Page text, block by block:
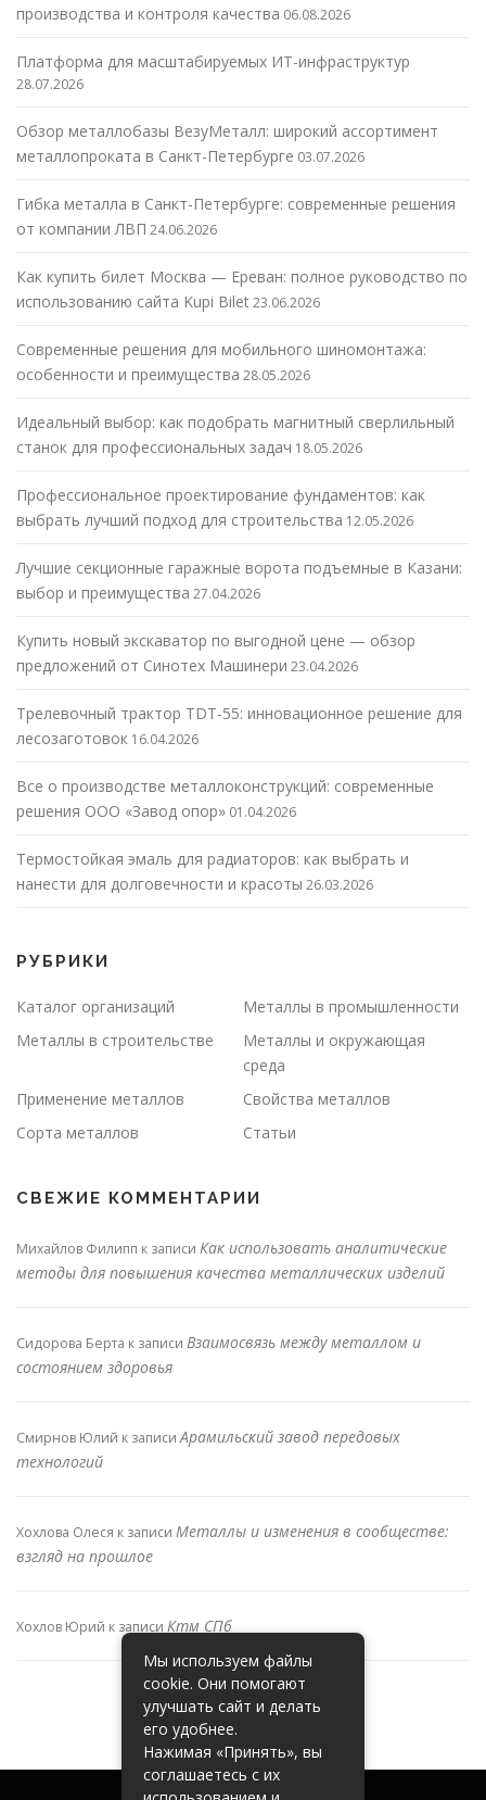
производства и контроля качества 06.08.2026
Платформа для масштабируемых ИТ-инфраструктур
28.07.2026
Обзор металлобазы ВезуМеталл: широкий ассортимент
металлопроката в Санкт-Петербурге 03.07.2026
Гибка металла в Санкт-Петербурге: современные решения
от компании ЛВП 24.06.2026
Как купить билет Москва — Ереван: полное руководство по
использованию сайта Kupi Bilet23.06.2026
Современные решения для мобильного шиномонтажа:
особенности и преимущества 28.05.2026
Идеальный выбор: как подобрать магнитный сверлильный
станок для профессиональных задач 18.05.2026
Профессиональное проектирование фундаментов: как
выбрать лучший подход для строительства 12.05.2026
Лучшие секционные гаражные ворота подъемные в Казани:
выбор и преимущества 27.04.2026
Купить новый экскаватор по выгодной цене — обзор
предложений от Синотех Машинери 23.04.2026
Трелевочный трактор TDT-55: инновационное решение для
лесозаготовок 16.04.2026
Все о производстве металлоконструкций: современные
решения ООО «Завод опор» 01.04.2026
Термостойкая эмаль для радиаторов: как выбрать и
нанести для долговечности и красоты 26.03.2026
РУБРИКИ
Каталог организаций
Металлы в промышленности
Металлы в строительстве
Металлы и окружающая
среда
Применение металлов
Свойства металлов
Сорта металлов
Статьи
СВЕЖИЕ КОММЕНТАРИИ
Михайлов Филипп к записи Как использовать аналитические
методы для повышения качества металлических изделий
Сидорова Берта к записи Взаимосвязь между металлом и
состоянием здоровья
Смирнов Юлий к записиАрамильский завод передовых
технологий
Хохлова Олеся к записи Металлы и изменения в сообществе:
взгляд на прошлое
Хохлов Юрий к записи Ктм СПб
Мы используем файлы
cookie. Они помогают
улучшать сайт и делать
его удобнее.
Нажимая «Принять», вы
соглашаетесь с их